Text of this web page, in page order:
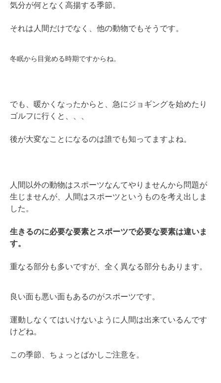
気分が何となく高揚する季節。
それは人間だけでなく、他の動物でもそうです。
冬眠から目覚める時期ですからね。
でも、暖かくなったからと、急にジョギングを始めたり
ゴルフに行くと、、、
後が大変なことになるのは誰でも知ってますよね。
人間以外の動物はスポーツなんてやりませんから問題が
生じませんが、人間はスポーツというものを考え出しま
した。
生きるのに必要な要素とスポーツで必要な要素は違いま
す。
重なる部分も多いですが、全く異なる部分もあります。
良い面も悪い面もあるのがスポーツです。
運動しなくてはいけないように人間は出来ているんです
けどね。
この季節、ちょっとばかしご注意を。